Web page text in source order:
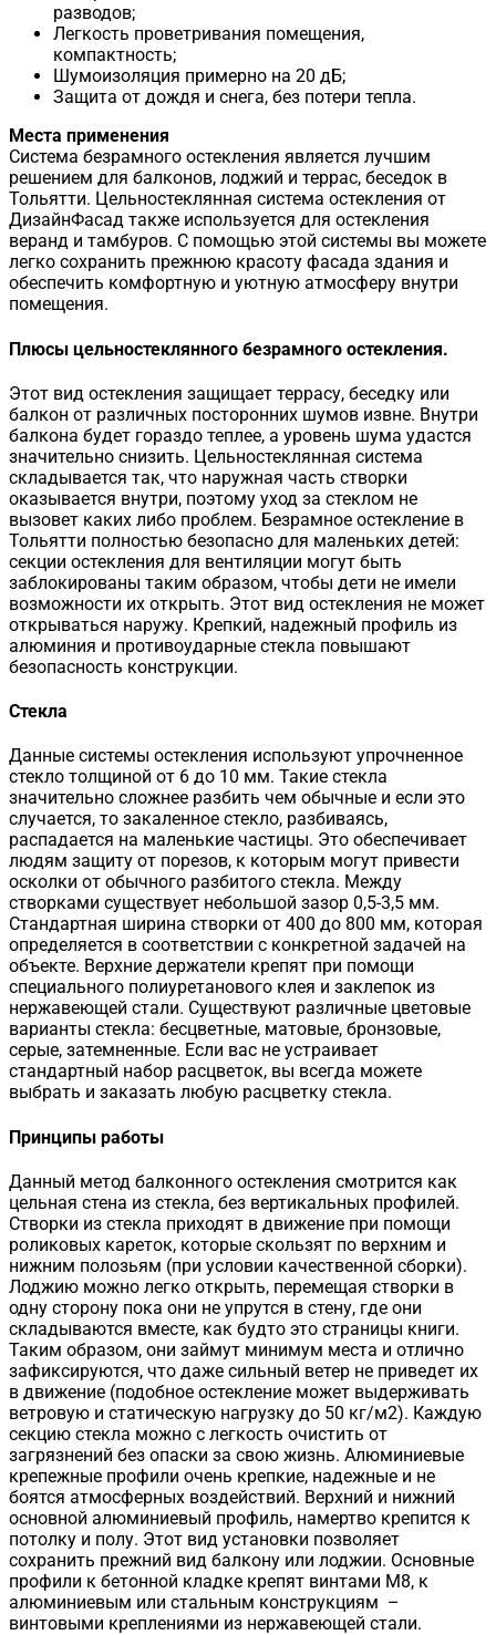
разводов;
Легкость проветривания помещения,
компактность;
Шумоизоляция примерно на 20 дБ;
Защита от дождя и снега, без потери тепла.
Места применения
Система безрамного остекления является лучшим
решением для балконов, лоджий и террас, беседок в
Тольятти. Цельностеклянная система остекления от
ДизайнФасад также используется для остекления
веранд и тамбуров. С помощью этой системы вы можете
легко сохранить прежнюю красоту фасада здания и
обеспечить комфортную и уютную атмосферу внутри
помещения.
Плюсы цельностеклянного безрамного остекления.
Этот вид остекления защищает террасу, беседку или
балкон от различных посторонних шумов извне. Внутри
балкона будет гораздо теплее, а уровень шума удастся
значительно снизить. Цельностеклянная система
складывается так, что наружная часть створки
оказывается внутри, поэтому уход за стеклом не
вызовет каких либо проблем. Безрамное остекление в
Тольятти полностью безопасно для маленьких детей:
секции остекления для вентиляции могут быть
заблокированы таким образом, чтобы дети не имели
возможности их открыть. Этот вид остекления не может
открываться наружу. Крепкий, надежный профиль из
алюминия и противоударные стекла повышают
безопасность конструкции.
Стекла
Данные системы остекления используют упрочненное
стекло толщиной от 6 до 10 мм. Такие стекла
значительно сложнее разбить чем обычные и если это
случается, то закаленное стекло, разбиваясь,
распадается на маленькие частицы. Это обеспечивает
людям защиту от порезов, к которым могут привести
осколки от обычного разбитого стекла. Между
створками существует небольшой зазор 0,5-3,5 ​​мм.
Стандартная ширина створки от 400 до 800 мм, которая
определяется в соответствии с конкретной задачей на
объекте. Верхние держатели крепят при помощи
специального полиуретанового клея и заклепок из
нержавеющей стали. Существуют различные цветовые
варианты стекла: бесцветные, матовые, бронзовые,
серые, затемненные. Если вас не устраивает
стандартный набор расцветок, вы всегда можете
выбрать и заказать любую расцветку стекла.
Принципы работы
Данный метод балконного остекления смотрится как
цельная стена из стекла, без вертикальных профилей.
Створки из стекла приходят в движение при помощи
роликовых кареток, которые скользят по верхним и
нижним полозьям (при условии качественной сборки).
Лоджию можно легко открыть, перемещая створки в
одну сторону пока они не упрутся в стену, где они
складываются вместе, как будто это страницы книги.
Таким образом, они займут минимум места и отлично
зафиксируются, что даже сильный ветер не приведет их
в движение (подобное остекление может выдерживать
ветровую и статическую нагрузку до 50 кг/м2). Каждую
секцию стекла можно с легкость очистить от
загрязнений без опаски за свою жизнь. Алюминиевые
крепежные профили очень крепкие, надежные и не
боятся атмосферных воздействий. Верхний и нижний
основной алюминиевый профиль, намертво крепится к
потолку и полу. Этот вид установки позволяет
сохранить прежний вид балкону или лоджии. Основные
профили к бетонной кладке крепят винтами M8, к
алюминиевым или стальным конструкциям –
винтовыми креплениями из нержавеющей стали.